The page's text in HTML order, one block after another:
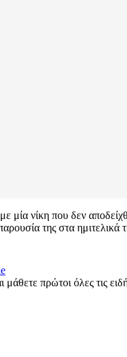
μία νίκη που δεν
της στα ημιτελικά
μάθετε πρώτοι όλες τις